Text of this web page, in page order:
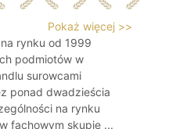
Pokaż więcej >>
rynku od 1999
podmiotów w
surowcami
ponad dwadzieścia
na rynku
fachowym skupie ...